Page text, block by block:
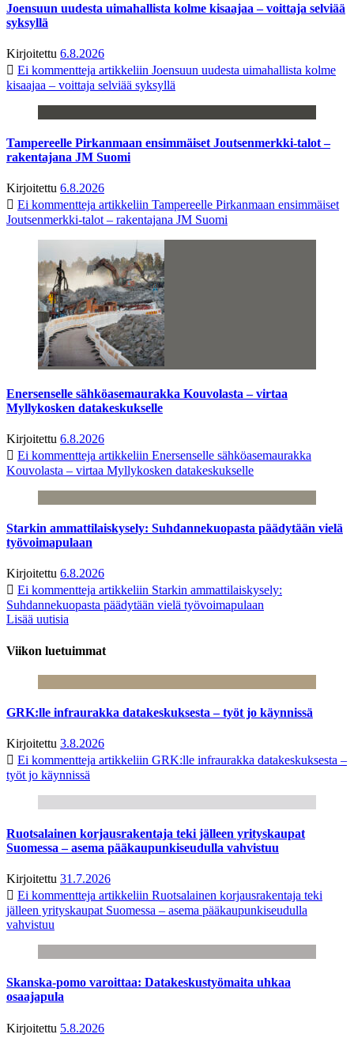
Joensuun uudesta uimahallista kolme kisaajaa – voittaja selviää
syksyllä
Kirjoitettu 6.8.2026
Ei kommentteja artikkeliin Joensuun uudesta uimahallista kolme
kisaajaa – voittaja selviää syksyllä
Tampereelle Pirkanmaan ensimmäiset Joutsenmerkki-talot –
rakentajana JM Suomi
Kirjoitettu 6.8.2026
Ei kommentteja artikkeliin Tampereelle Pirkanmaan ensimmäiset
Joutsenmerkki-talot – rakentajana JM Suomi
Enersenselle sähköasemaurakka Kouvolasta – virtaa
Myllykosken datakeskukselle
Kirjoitettu 6.8.2026
Ei kommentteja artikkeliin Enersenselle sähköasemaurakka
Kouvolasta – virtaa Myllykosken datakeskukselle
Starkin ammattilaiskysely: Suhdannekuopasta päädytään vielä
työvoimapulaan
Kirjoitettu 6.8.2026
Ei kommentteja artikkeliin Starkin ammattilaiskysely:
Suhdannekuopasta päädytään vielä työvoimapulaan
Lisää uutisia
Viikon luetuimmat
GRK:lle infraurakka datakeskuksesta – työt jo käynnissä
Kirjoitettu 3.8.2026
Ei kommentteja artikkeliin GRK:lle infraurakka datakeskuksesta –
työt jo käynnissä
Ruotsalainen korjausrakentaja teki jälleen yrityskaupat
Suomessa – asema pääkaupunkiseudulla vahvistuu
Kirjoitettu 31.7.2026
Ei kommentteja artikkeliin Ruotsalainen korjausrakentaja teki
jälleen yrityskaupat Suomessa – asema pääkaupunkiseudulla
vahvistuu
Skanska-pomo varoittaa: Datakeskustyömaita uhkaa
osaajapula
Kirjoitettu 5.8.2026